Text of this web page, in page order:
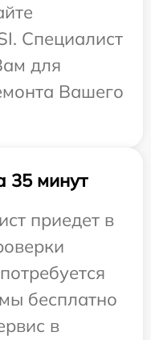
Специалист
для
Вашего
35 минут
приедет в
бесплатно
в